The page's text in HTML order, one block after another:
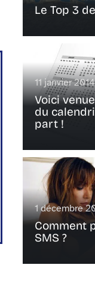
Le Top 3
11 janvier 2014
Voici
du
part !
1 décembre
Comment
SMS ?